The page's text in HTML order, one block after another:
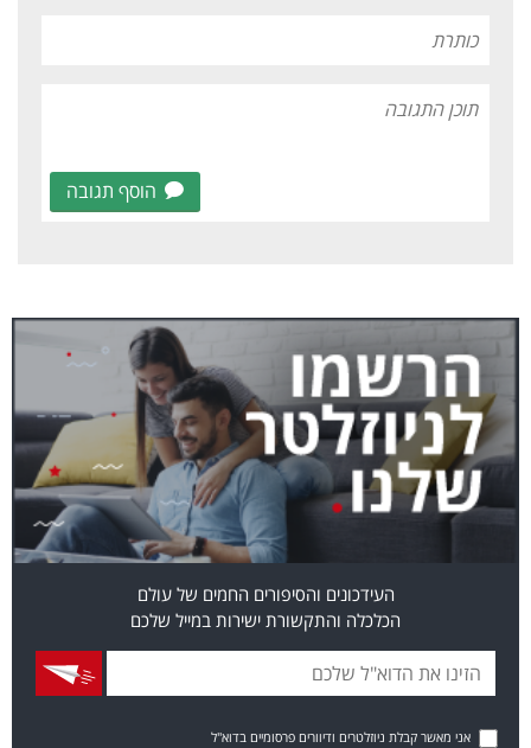
הוסף תגובה
העידכונים והסיפורים החמים של עולם
הכלכלה והתקשורת ישירות במייל שלכם
אני מאשר קבלת ניוזלטרים ודיוורים פרסומיים בדוא"ל